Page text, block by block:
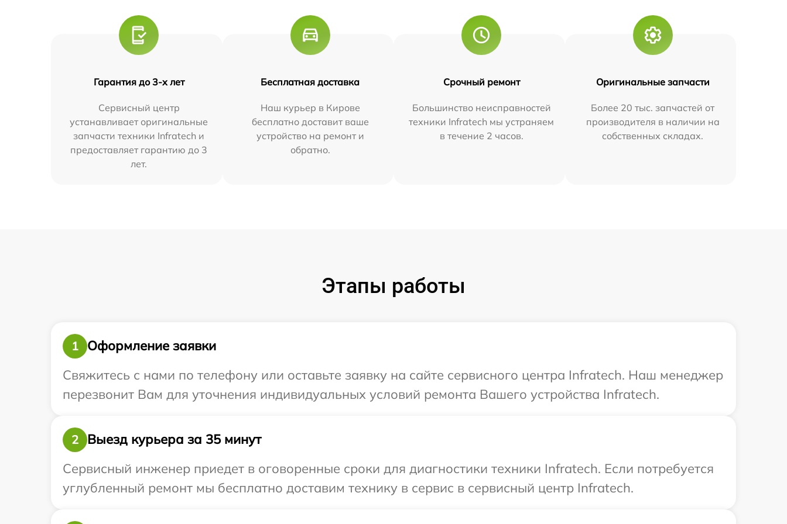
Гарантия до 3-х лет
Сервисный центр
устанавливает оригинальные
запчасти техники Infratech и
предоставляет гарантию до 3
лет.
Бесплатная доставка
Наш курьер в Кирове
бесплатно доставит ваше
устройство на ремонт и
обратно.
Срочный ремонт
Большинство неисправностей
техники Infratech мы устраняем
в течение 2 часов.
Оригинальные запчасти
Более 20 тыс. запчастей от
производителя в наличии на
собственных складах.
Этапы работы
1
Оформление заявки
Свяжитесь с нами по телефону или оставьте заявку на сайте сервисного центра Infratech. Наш менеджер
перезвонит Вам для уточнения индивидуальных условий ремонта Вашего устройства Infratech.
2
Выезд курьера за 35 минут
Сервисный инженер приедет в оговоренные сроки для диагностики техники Infratech. Если потребуется
углубленный ремонт мы бесплатно доставим технику в сервис в сервисный центр Infratech.